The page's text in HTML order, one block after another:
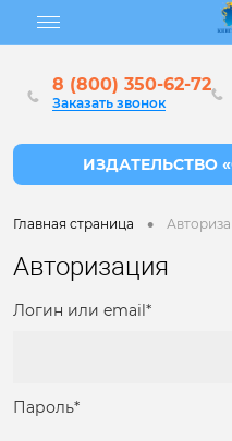
8 (800) 350-62-72
Заказать звонок
Главная страница •
Авторизация
Логин или email*
Пароль*